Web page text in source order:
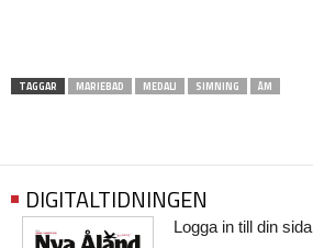
TAGGAR MARIEBAD MEDALJ SIMNING ÅM
DIGITALTIDNINGEN
Logga in till din sida